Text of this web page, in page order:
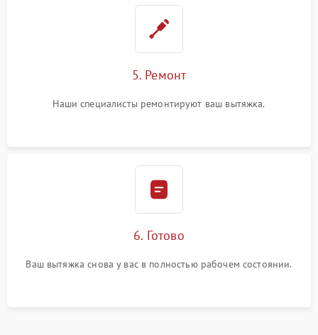
5. Ремонт
Наши специалисты ремонтируют ваш вытяжка.
6. Готово
Ваш вытяжка снова у вас в полностью рабочем состоянии.